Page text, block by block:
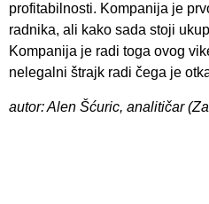
profitabilnosti. Kompanija je
radnika, ali kako sada stoji
Kompanija je radi toga ovog
nelegalni štrajk radi čega je
autor: Alen Šćuric, analitičar